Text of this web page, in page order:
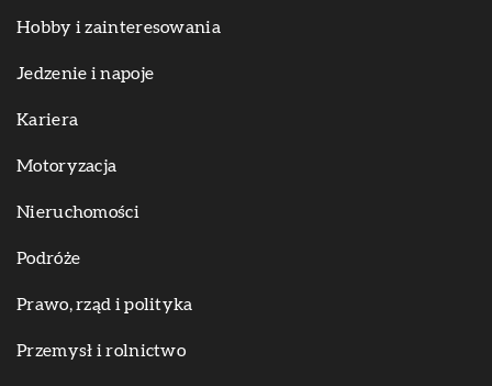
Hobby i zainteresowania
Jedzenie i napoje
Kariera
Motoryzacja
Nieruchomości
Podróże
Prawo, rząd i polityka
Przemysł i rolnictwo